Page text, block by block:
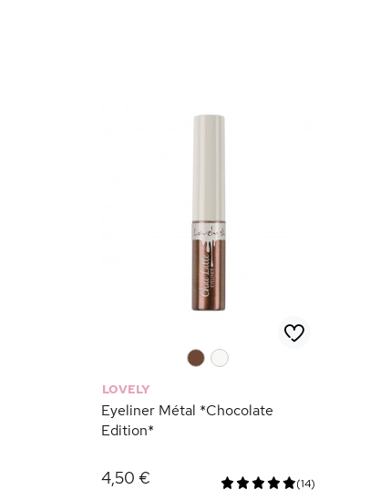
LOVELY
Eyeliner Métal *Chocolate
Edition*
4,50 € (14)